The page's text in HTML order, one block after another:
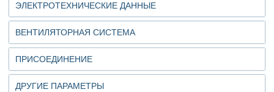
ЭЛЕКТРОТЕХНИЧЕСКИЕ ДАННЫЕ
ВЕНТИЛЯТОРНАЯ СИСТЕМА
ПРИСОЕДИНЕНИЕ
ДРУГИЕ ПАРАМЕТРЫ